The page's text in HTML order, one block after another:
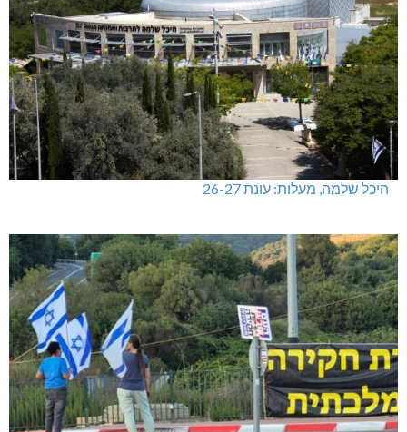
היכל שלמה, מעלות: עונת 26-27